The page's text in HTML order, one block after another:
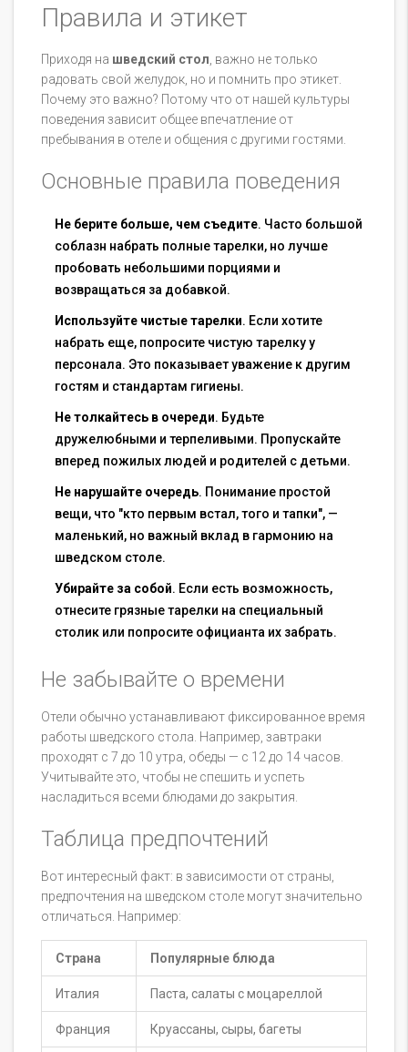
Правила и этикет
Приходя на шведский стол, важно не только
радовать свой желудок, но и помнить про этикет.
Почему это важно? Потому что от нашей культуры
поведения зависит общее впечатление от
пребывания в отеле и общения с другими гостями.
Основные правила поведения
Не берите больше, чем съедите. Часто большой
соблазн набрать полные тарелки, но лучше
пробовать небольшими порциями и
возвращаться за добавкой.
Используйте чистые тарелки. Если хотите
набрать еще, попросите чистую тарелку у
персонала. Это показывает уважение к другим
гостям и стандартам гигиены.
Не толкайтесь в очереди. Будьте
дружелюбными и терпеливыми. Пропускайте
вперед пожилых людей и родителей с детьми.
Не нарушайте очередь. Понимание простой
вещи, что "кто первым встал, того и тапки", —
маленький, но важный вклад в гармонию на
шведском столе.
Убирайте за собой. Если есть возможность,
отнесите грязные тарелки на специальный
столик или попросите официанта их забрать.
Не забывайте о времени
Отели обычно устанавливают фиксированное время
работы шведского стола. Например, завтраки
проходят с 7 до 10 утра, обеды — с 12 до 14 часов.
Учитывайте это, чтобы не спешить и успеть
насладиться всеми блюдами до закрытия.
Таблица предпочтений
Вот интересный факт: в зависимости от страны,
предпочтения на шведском столе могут значительно
отличаться. Например:
Страна Популярные блюда
Италия Паста, салаты с моцареллой
Франция Круассаны, сыры, багеты